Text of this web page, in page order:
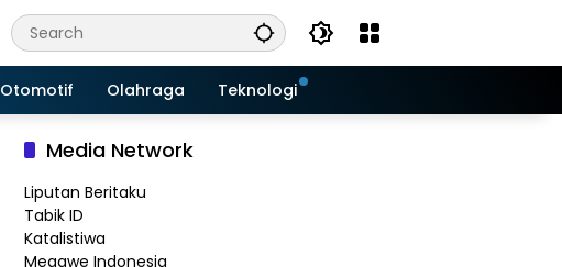
Otomotif Olahraga Teknologi
Media Network
Liputan Beritaku
Tabik ID
Katalistiwa
Megawe Indonesia